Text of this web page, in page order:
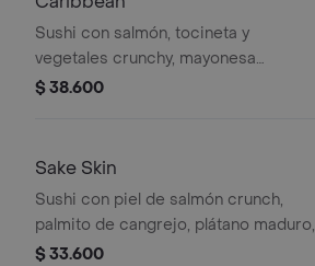
Sushi con salmón, tocineta y
vegetales crunchy, mayonesa
japonesa, envuelto en plátano maduro
$ 38.600
Sake Skin
Sushi con piel de salmón crunch,
palmito de cangrejo, plátano maduro,
aguacate, mayonesa japonesa y salsa
$ 33.600